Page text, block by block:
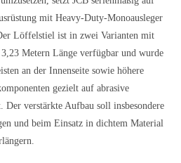
mit Heavy-Duty-Monoausleger
Löffelstiel ist in zwei Varianten mit
Metern Länge verfügbar und wurde
an der Innenseite sowie höhere
gezielt auf abrasive
Der verstärkte Aufbau soll insbesondere
und beim Einsatz in dichtem Material